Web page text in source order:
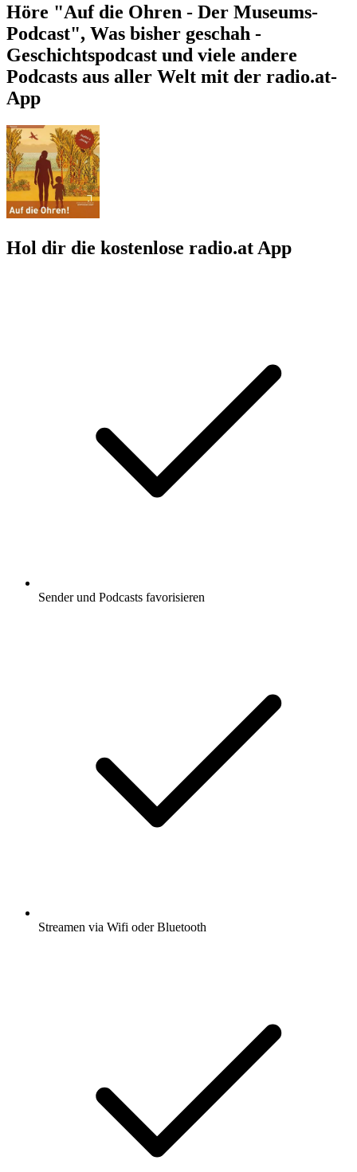
Höre "Auf die Ohren - Der Museums-
Podcast", Was bisher geschah -
Geschichtspodcast und viele andere
Podcasts aus aller Welt mit der radio.at-
App
Hol dir die kostenlose radio.at App
Sender und Podcasts favorisieren
Streamen via Wifi oder Bluetooth